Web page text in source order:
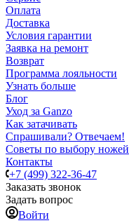
Оплата
Доставка
Условия гарантии
Заявка на ремонт
Возврат
Программа лояльности
Узнать больше
Блог
Уход за Ganzo
Как затачивать
Спрашивали? Отвечаем!
Советы по выбору ножей
Контакты
+7 (499) 322-36-47
Заказать звонок
Задать вопрос
Войти